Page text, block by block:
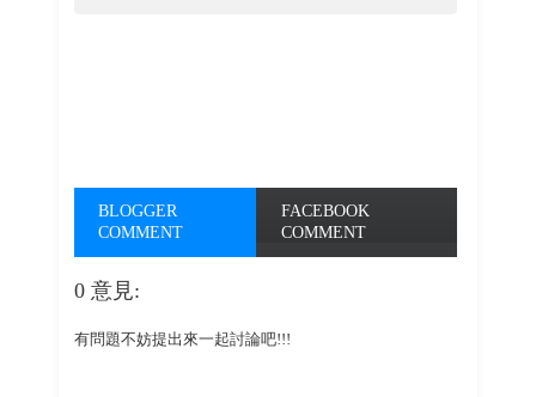
BLOGGER
COMMENT
FACEBOOK
COMMENT
0 意見:
有問題不妨提出來一起討論吧!!!